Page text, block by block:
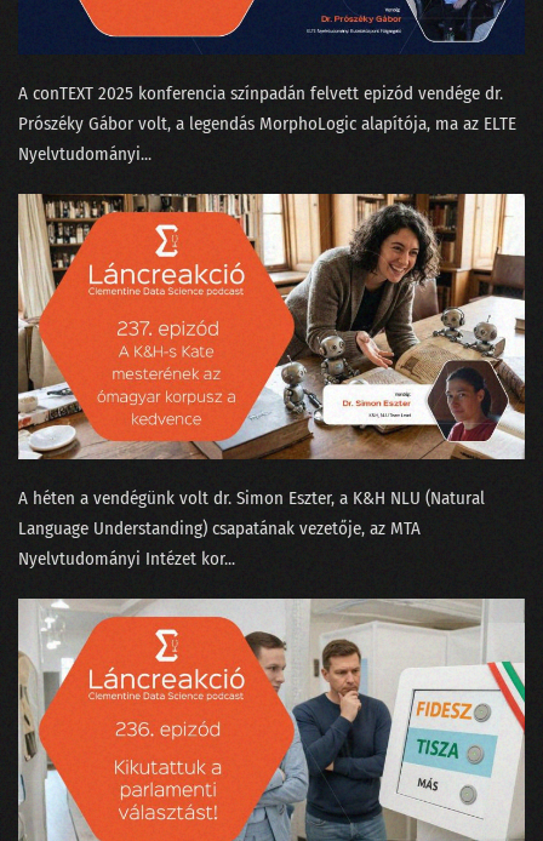
A conTEXT 2025 konferencia színpadán felvett epizód vendége dr.
Prószéky Gábor⁠⁠ volt, a legendás MorphoLogic alapítója, ma az ELTE
Nyelvtudományi...
A héten a vendégünk volt ⁠dr. Simon Eszter,⁠ a K&H NLU (Natural
Language Understanding) csapatának vezetője, az MTA
Nyelvtudományi Intézet kor...